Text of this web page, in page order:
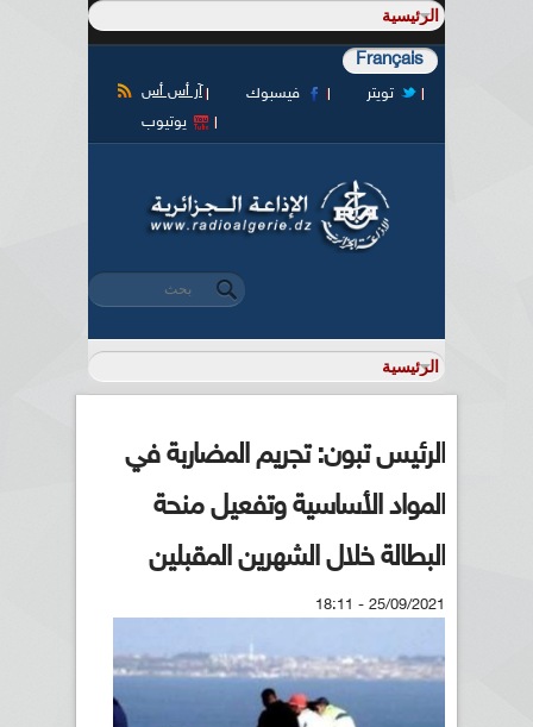
Français
آر أس أس فيسبوك
تويتر
يوتيوب
استمارة البحث
‏بحث ‏
الرئيس تبون: تجريم المضاربة في
المواد الأساسية وتفعيل منحة
البطالة خلال الشهرين المقبلين
25/09/2021 - 18:11